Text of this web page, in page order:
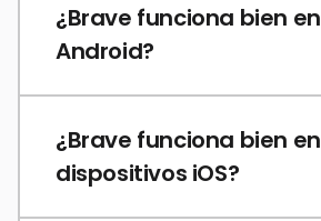
¿Brave funciona bien en
Android?
¿Brave funciona bien en
dispositivos iOS?